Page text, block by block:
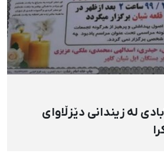
لە زیندانی دێزڵاوای